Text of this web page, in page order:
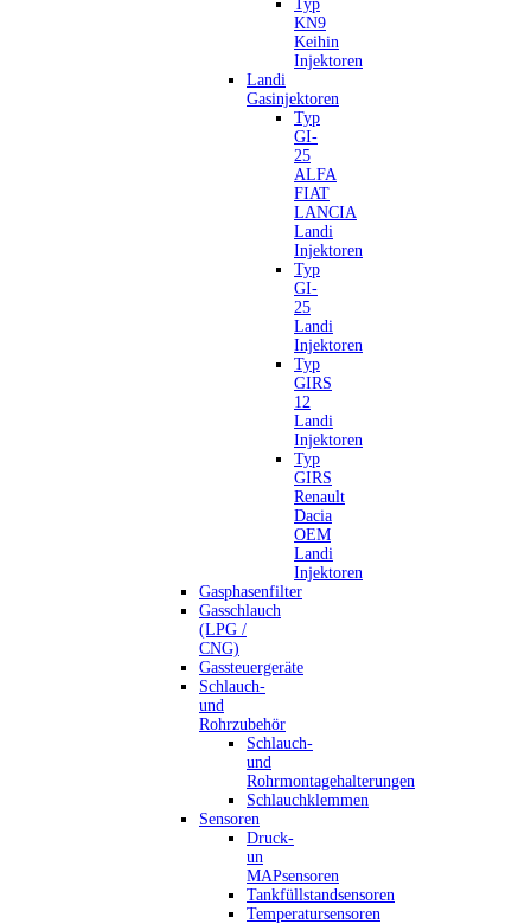
Typ
KN9
Keihin
Injektoren
Landi
Gasinjektoren
Typ
GI-
25
ALFA
FIAT
LANCIA
Landi
Injektoren
Typ
GI-
25
Landi
Injektoren
Typ
GIRS
12
Landi
Injektoren
Typ
GIRS
Renault
Dacia
OEM
Landi
Injektoren
Gasphasenfilter
Gasschlauch
(LPG /
CNG)
Gassteuergeräte
Schlauch-
und
Rohrzubehör
Schlauch-
und
Rohrmontagehalterungen
Schlauchklemmen
Sensoren
Druck-
un
MAPsensoren
Tankfüllstandsensoren
Temperatursensoren